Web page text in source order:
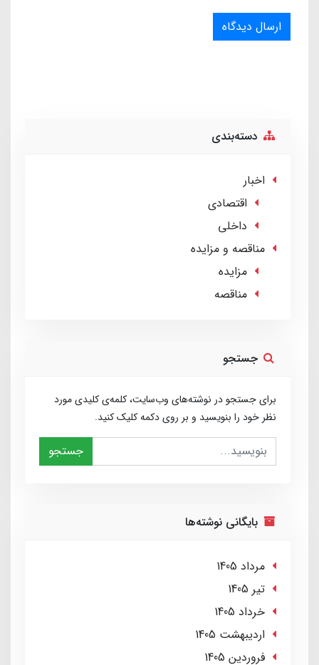
ارسال دیدگاه
دسته‌بندی
اخبار
اقتصادی
داخلی
مناقصه و مزایده
مزایده
مناقصه
جستجو
برای جستجو در نوشته‌های وب‌سایت، کلمه‌ی کلیدی مورد
نظر خود را بنویسید و بر روی دکمه کلیک کنید.
جستجو
بایگانی نوشته‌ها
مرداد 1405
تير 1405
خرداد 1405
ارديبهشت 1405
فروردین 1405